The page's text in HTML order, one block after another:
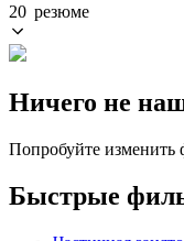
20 резюме
Ничего не
Попробуйте
Быстрые